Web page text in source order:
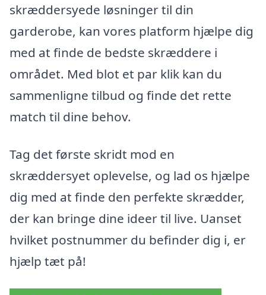
skræddersyede løsninger til din
garderobe, kan vores platform hjælpe dig
med at finde de bedste skræddere i
området. Med blot et par klik kan du
sammenligne tilbud og finde det rette
match til dine behov.
Tag det første skridt mod en
skræddersyet oplevelse, og lad os hjælpe
dig med at finde den perfekte skrædder,
der kan bringe dine ideer til live. Uanset
hvilket postnummer du befinder dig i, er
hjælp tæt på!